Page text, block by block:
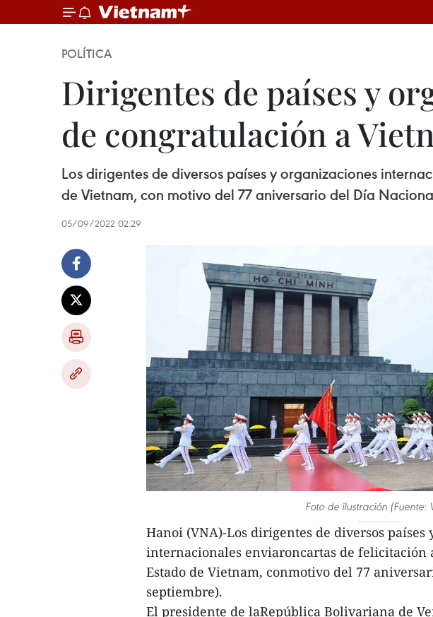
POLÍTICA
Dirigentes de países y
de congratulación a
Los dirigentes de diversos países y organizaciones
de Vietnam, con motivo del 77 aniversario del Día
05/09/2022 02:29
Foto de ilustración (Fuente:
Hanoi (VNA)-Los dirigentes de diversos países
internacionales enviaroncartas de felicitación
Estado de Vietnam, conmotivo del 77
septiembre).
El presidente de laRepública Bolivariana de